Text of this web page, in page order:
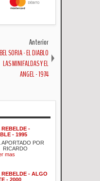
Anterior
SORIA - EL DIABLO
LAS MINIFALDAS Y EL
ANGEL - 1974
REBELDE -
- 1995
APORTADO POR
RICARDO
mas
REBELDE - ALGO
- 2000